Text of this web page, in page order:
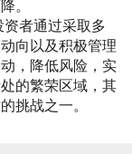
。
者通过采取多
向以及积极管理
，降低风险，实
的繁荣区域，其
挑战之一。